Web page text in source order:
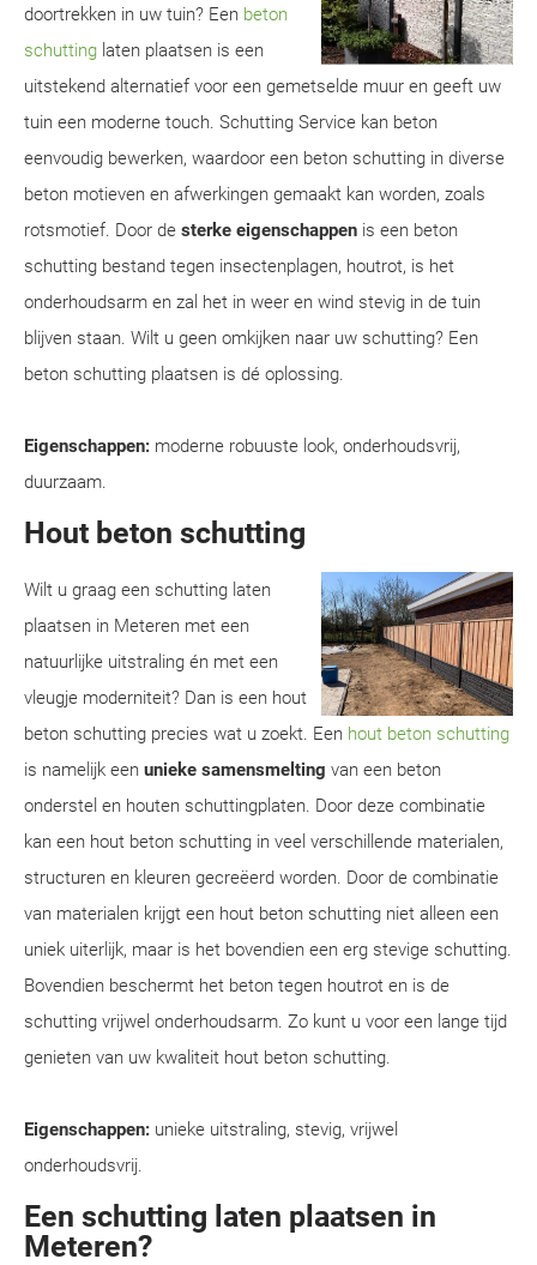
doortrekken in uw tuin? Een beton
schutting laten plaatsen is een
uitstekend alternatief voor een gemetselde muur en geeft uw
tuin een moderne touch. Schutting Service kan beton
eenvoudig bewerken, waardoor een beton schutting in diverse
beton motieven en afwerkingen gemaakt kan worden, zoals
rotsmotief. Door de sterke eigenschappen is een beton
schutting bestand tegen insectenplagen, houtrot, is het
onderhoudsarm en zal het in weer en wind stevig in de tuin
blijven staan. Wilt u geen omkijken naar uw schutting? Een
beton schutting plaatsen is dé oplossing.
Eigenschappen: moderne robuuste look, onderhoudsvrij,
duurzaam.
Hout beton schutting
Wilt u graag een schutting laten
plaatsen in Meteren met een
natuurlijke uitstraling én met een
vleugje moderniteit? Dan is een hout
beton schutting precies wat u zoekt. Een hout beton schutting
is namelijk een unieke samensmelting van een beton
onderstel en houten schuttingplaten. Door deze combinatie
kan een hout beton schutting in veel verschillende materialen,
structuren en kleuren gecreëerd worden. Door de combinatie
van materialen krijgt een hout beton schutting niet alleen een
uniek uiterlijk, maar is het bovendien een erg stevige schutting.
Bovendien beschermt het beton tegen houtrot en is de
schutting vrijwel onderhoudsarm. Zo kunt u voor een lange tijd
genieten van uw kwaliteit hout beton schutting.
Eigenschappen: unieke uitstraling, stevig, vrijwel
onderhoudsvrij.
Een schutting laten plaatsen in
Meteren?